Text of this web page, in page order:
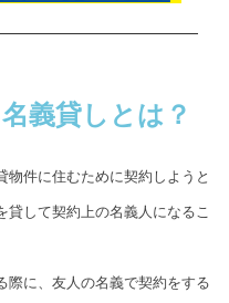
義貸しとは？
件に住むために契約しようと
貸して契約上の名義人になるこ
際に、友人の名義で契約をする